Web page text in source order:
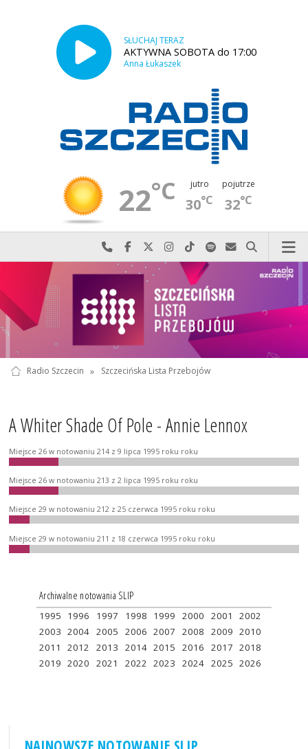
SŁUCHAJ TERAZ
AKTYWNA SOBOTA do 17:00
Anna Łukaszek
22°C jutro
30°C
pojutrze
32°C
Najlepiej po prostu do nas zadzwoń
Odwiedź nas na Facebook-u
Odwiedź nas na X
Odwiedź nas na Instagram-ie
Odwiedź nas na TikTok-u
Szukaj nas na Spotify
Wyślij do nas
Szukaj
Radio Szczecin » Szczecińska Lista Przebojów
A Whiter Shade Of Pole - Annie Lennox
Miejsce 26 w notowaniu 214 z 9 lipca 1995 roku roku
Miejsce 26 w notowaniu 213 z 2 lipca 1995 roku roku
Miejsce 29 w notowaniu 212 z 25 czerwca 1995 roku roku
Miejsce 29 w notowaniu 211 z 18 czerwca 1995 roku roku
Archiwalne notowania SLIP
1995 1996 1997 1998 1999 2000 2001
2002
2003 2004 2005 2006 2007 2008 2009 2010
2011
2012 2013 2014 2015 2016 2017 2018
2019 2020 2021 2022 2023 2024 2025 2026